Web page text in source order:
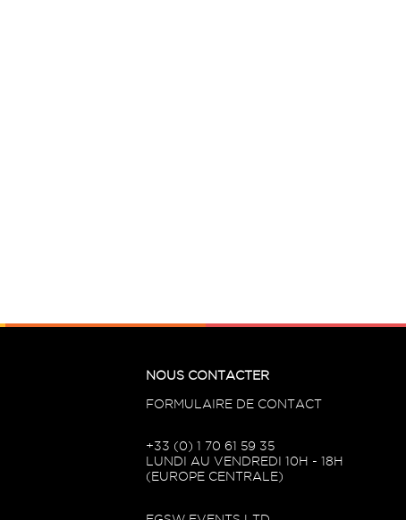
NOUS CONTACTER
FORMULAIRE DE CONTACT
+33 (0) 1 70 61 59 35
LUNDI AU VENDREDI 10H - 18H
(EUROPE CENTRALE)